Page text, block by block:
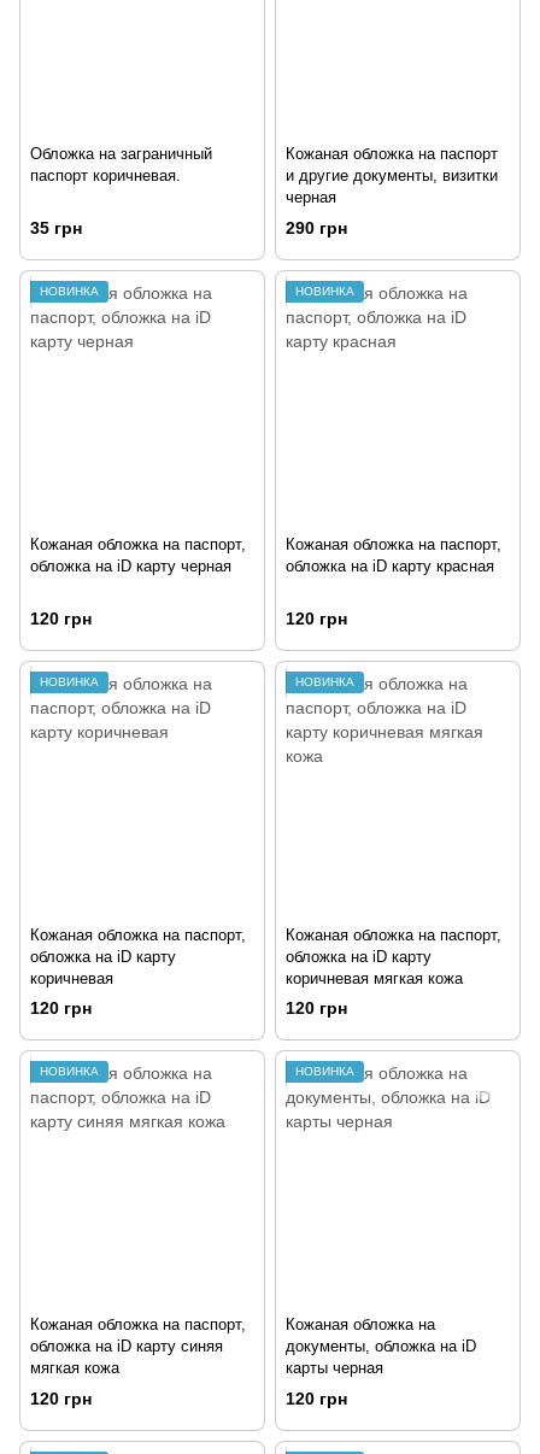
Обложка на заграничный
паспорт коричневая.
35 грн
Кожаная обложка на паспорт
и другие документы, визитки
черная
290 грн
НОВИНКА
Кожаная обложка на паспорт,
обложка на iD карту черная
120 грн
НОВИНКА
Кожаная обложка на паспорт,
обложка на iD карту красная
120 грн
НОВИНКА
Кожаная обложка на паспорт,
обложка на iD карту
коричневая
120 грн
НОВИНКА
Кожаная обложка на паспорт,
обложка на iD карту
коричневая мягкая кожа
120 грн
НОВИНКА
Кожаная обложка на паспорт,
обложка на iD карту синяя
мягкая кожа
120 грн
НОВИНКА
Кожаная обложка на
документы, обложка на iD
карты черная
120 грн